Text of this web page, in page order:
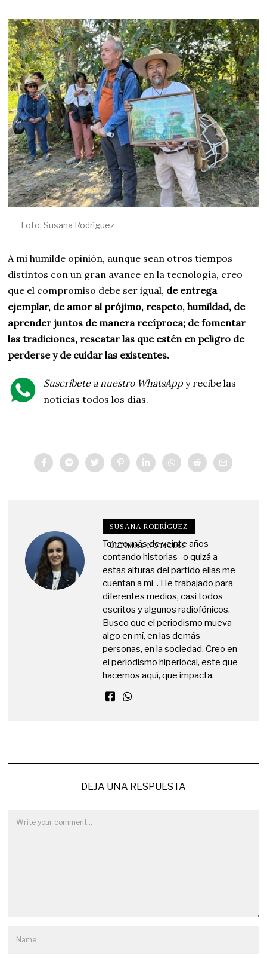
Foto: Susana Rodríguez
A mi humilde opinión, aunque sean otros tiempos
distintos con un gran avance en la tecnología, creo
que el compromiso debe ser igual, de entrega
ejemplar, de amor al prójimo, respeto, humildad, de
aprender juntos de manera recíproca; de fomentar
las tradiciones, rescatar las que estén en peligro de
perderse y de cuidar las existentes.
Suscríbete a nuestro WhatsApp y recibe las
noticias todos los días.
SUSANA RODRÍGUEZ
ÚLTIMAS NOTICIAS
Tengo más de veinte años
contando historias -o quizá a
estas alturas del partido ellas me
cuentan a mi-. He trabajado para
diferentes medios, casi todos
escritos y algunos radiofónicos.
Busco que el periodismo mueva
algo en mí, en las demás
personas, en la sociedad. Creo en
el periodismo hiperlocal, este que
hacemos aquí, que impacta.
DEJA UNA RESPUESTA